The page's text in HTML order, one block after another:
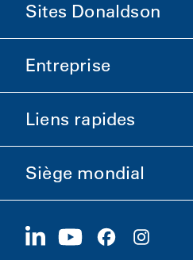
Sites Donaldson
Donaldson Sciences de la
Entreprise
Informations sur
Carrières
Liens rapides
Investisseurs
Développement durable
Siège mondial
1400 W 94th Street